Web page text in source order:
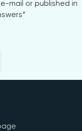
mail or published in